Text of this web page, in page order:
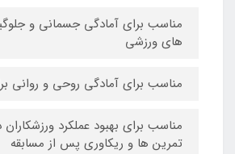
مناسب برای آمادگی جسمانی و
های ورزشی
مناسب برای آمادگی روحی و روانی
مناسب برای بهبود عملکرد
تمرین ها و ریکاوری پس از مسابقه